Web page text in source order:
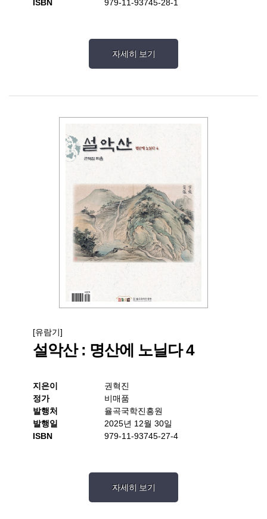
ISBN
979-11-93745-28-1
자세히 보기
[유람기]
설악산 : 명산에 노닐다 4
지은이
권혁진
정가
비매품
발행처
율곡국학진흥원
발행일
2025년 12월 30일
ISBN
979-11-93745-27-4
자세히 보기